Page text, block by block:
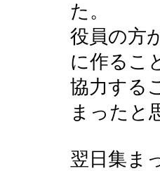
た。
役員の方
に作るこ
協力する
まったと
翌日集ま